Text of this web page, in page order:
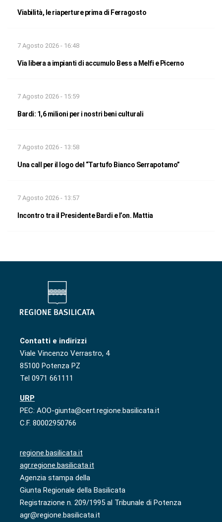
Viabilità, le riaperture prima di Ferragosto
7 Agosto 2026 - 16:48
Via libera a impianti di accumulo Bess a Melfi e Picerno
7 Agosto 2026 - 15:59
Bardi: 1,6 milioni per i nostri beni culturali
7 Agosto 2026 - 13:58
Una call per il logo del “Tartufo Bianco Serrapotamo”
7 Agosto 2026 - 13:57
Incontro tra il Presidente Bardi e l’on. Mattia
Contatti e indirizzi
Viale Vincenzo Verrastro, 4
85100 Potenza PZ
Tel 0971 661111
URP
PEC: AOO-giunta@cert.regione.basilicata.it
C.F. 80002950766
regione.basilicata.it
agr.regione.basilicata.it
Agenzia stampa della
Giunta Regionale della Basilicata
Registrazione n. 209/1995 al Tribunale di Potenza
agr@regione.basilicata.it